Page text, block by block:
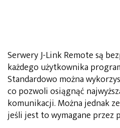
Serwery J-Link Remote są
każdego użytkownika
Standardowo można
co pozwoli osiągnąć
komunikacji. Można jednak
jeśli jest to wymagane przez